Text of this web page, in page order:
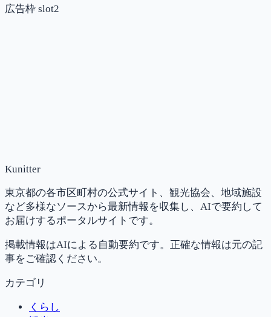
広告枠 slot2
Kunitter
東京都の各市区町村の公式サイト、観光協会、地域施設
など多様なソースから最新情報を収集し、AIで要約して
お届けするポータルサイトです。
掲載情報はAIによる自動要約です。正確な情報は元の記
事をご確認ください。
カテゴリ
くらし